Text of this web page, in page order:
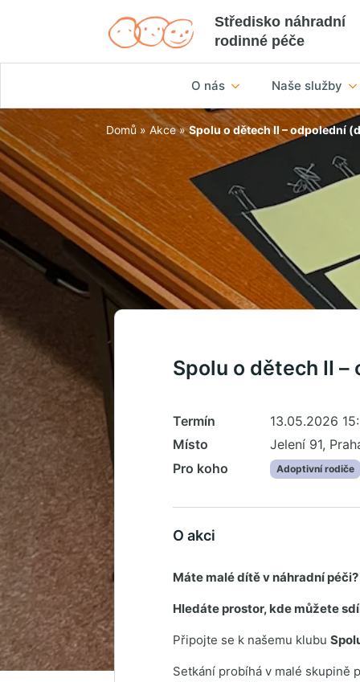
Středisko náhradní
rodinné péče
O nás Naše služby
Domů » Akce » Spolu o dětech II – odpolední
Spolu o dětech II
Termín
13.05.2026
Místo
Jelení 91,
Pro koho
Adoptivní rodiče
O akci
Máte malé dítě v náhradní
Hledáte prostor, kde můžete
Připojte se k našemu klubu
Setkání probíhá v malé skupině